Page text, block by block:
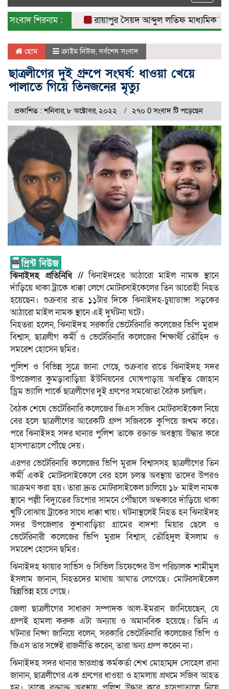
সংবাদ শিরনাম :
রায়াপুর সৈয়দ আব্দুল লতিফ মাধ্যমিক
হোম ক্রাইম নিউজ,সর্বশেষ সংবাদ
ছাত্রলীগের দুই গ্রুপে সংঘর্ষ: ধাওয়া খেয়ে
পালাতে গিয়ে তিনজনের মৃত্যু
প্রকাশিত : শনিবার, ৮ অক্টোবর, ২০২২ ২৭০ 0 সংবাদ টি পড়েছেন
ঝিনাইদহ প্রতিনিধি // ঝিনাইদহের আঠারো মাইল নামক স্থানে
দাঁড়িয়ে থাকা ট্রাকে ধাক্কা লেগে মোটরসাইকেলের তিন আরোহী নিহত
হয়েছেন। শুক্রবার রাত ১১টার দিকে ঝিনাইদহ-চুয়াডাঙ্গা সড়কের
আঠারো মাইল নামক স্থানে এই দুর্ঘটনা ঘটে।
নিহতরা হলেন, ঝিনাইদহ সরকারি ভেটেরিনারি কলেজের ভিপি মুরাদ
বিশ্বাস, ছাত্রলীগ কর্মী ও ভেটেরিনারি কলেজের শিক্ষার্থী তৌহিদ ও
সমরেশ হোসেন ছমির।
পুলিশ ও বিভিন্ন সুত্রে জানা গেছে, শুক্রবার রাতে ঝিনাইদহ সদর
উপজেলার কুমড়াবাড়িয়া ইউনিয়নের ঘোষপাড়ায় অবস্থিত জোহান
ড্রিম ভ্যালি পার্কে ছাত্রলীগের দুই গ্রুপের সমঝোতা বৈঠক চলছিল।
বৈঠক শেষে ভেটেরিনারি কলেজের জিএস সজিব মোটরসাইকেল নিয়ে
বের হলে ছাত্রলীগের আরেকটি গ্রুপ সজিবকে কুপিয়ে জখম করে।
পরে ঝিনাইদহ সদর থানার পুলিশ তাকে রক্তাক্ত অবস্থায় উদ্ধার করে
হাসপাতালে পৌঁছে দেয়।
এরপর ভেটেরিনারি কলেজের ভিপি মুরাদ বিশ্বাসসহ ছাত্রলীগের তিন
কর্মী একই মোটরসাইকেলে বের হলে চলন্ত অবস্থায় তাদের উপরও
আক্রমণ করা হয়। তারা দ্রুত মোটরসাইকেল চালিয়ে ১৮ মাইল নামক
স্থানে পল্লী বিদ্যুতের ডিপোর সামনে পৌঁছালে অন্ধকারে দাঁড়িয়ে থাকা
খুটি বোঝায় ট্রাকের সাথে ধাক্কা খায়। ঘটনাস্থলেই নিহত হন ঝিনাইদহ
সদর উপজেলার কুশাবাড়িয়া গ্রামের বাদশা মিয়ার ছেলে ও
ভেটেরিনারী কলেজের ভিপি মুরাদ বিশ্বাস, তৌহিদুল ইসলাম ও
সমরেশ হোসেন ছমির।
ঝিনাইদহ ফায়ার সার্ভিস ও সিভিল ডিফেন্সের উপ পরিচালক শামীমুল
ইসলাম জানান, নিহতদের মাথায় আঘাত লেগেছে। মোটরসাইকেল
ছিন্নভিন্ন হয়ে গেছে।
জেলা ছাত্রলীগের সাধারণ সম্পাদক আল-ইমরান জানিয়েছেন, যে
গ্রুপই হামলা করুক এটা অন্যায় ও অমানবিক হয়েছে। তিনি এ
ঘটনার নিন্দা জানিয়ে বলেন, সরকারি ভেটেরিনারি কলেজের ভিপি ও
জিএস তার সঙ্গেই রাজনীতি করেন, তারা অন্য গ্রুপ করেন না।
ঝিনাইদহ সদর থানার ভারপ্রাপ্ত কর্মকর্তা শেখ মোহাম্মদ সোহেল রানা
জানান, ছাত্রলীগের এক গ্রুপের ধাওয়া ও হামলায় প্রথমে সজিব আহত